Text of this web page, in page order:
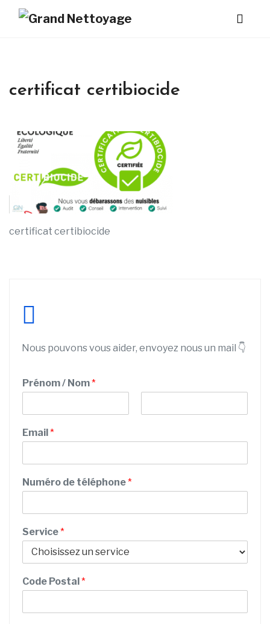
certificat certibiocide
certificat certibiocide
Nous pouvons vous aider, envoyez nous un mail 👇
C
o
e
o
P
é
Prénom / Nom*
r
é
m
Email*
Numéro de téléphone*
Service*
Code Postal*